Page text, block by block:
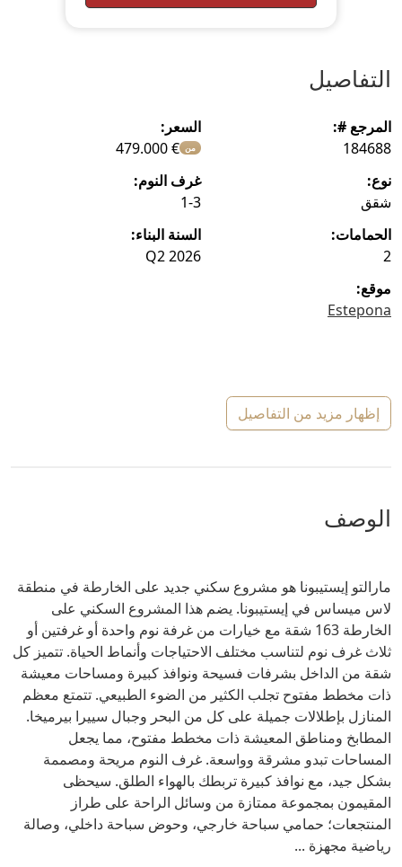
التفاصيل
المرجع #:
184688
السعر:
من € 479.000
نوع:
شقق
غرف النوم:
1-3
الحمامات:
2
السنة البناء:
Q2 2026
موقع:
Estepona
إظهار مزيد من التفاصيل
الوصف
مارالتو إيستيبونا هو مشروع سكني جديد على الخارطة في منطقة
لاس ميساس في إيستيبونا. يضم هذا المشروع السكني على
الخارطة 163 شقة مع خيارات من غرفة نوم واحدة أو غرفتين أو
ثلاث غرف نوم لتناسب مختلف الاحتياجات وأنماط الحياة. تتميز كل
شقة من الداخل بشرفات فسيحة ونوافذ كبيرة ومساحات معيشة
ذات مخطط مفتوح تجلب الكثير من الضوء الطبيعي. تتمتع معظم
المنازل بإطلالات جميلة على كل من البحر وجبال سييرا بيرميخا.
المطابخ ومناطق المعيشة ذات مخطط مفتوح، مما يجعل
المساحات تبدو مشرقة وواسعة. غرف النوم مريحة ومصممة
بشكل جيد، مع نوافذ كبيرة تربطك بالهواء الطلق. سيحظى
المقيمون بمجموعة ممتازة من وسائل الراحة على طراز
المنتجعات؛ حمامي سباحة خارجي، وحوض سباحة داخلي، وصالة
رياضية مجهزة ...